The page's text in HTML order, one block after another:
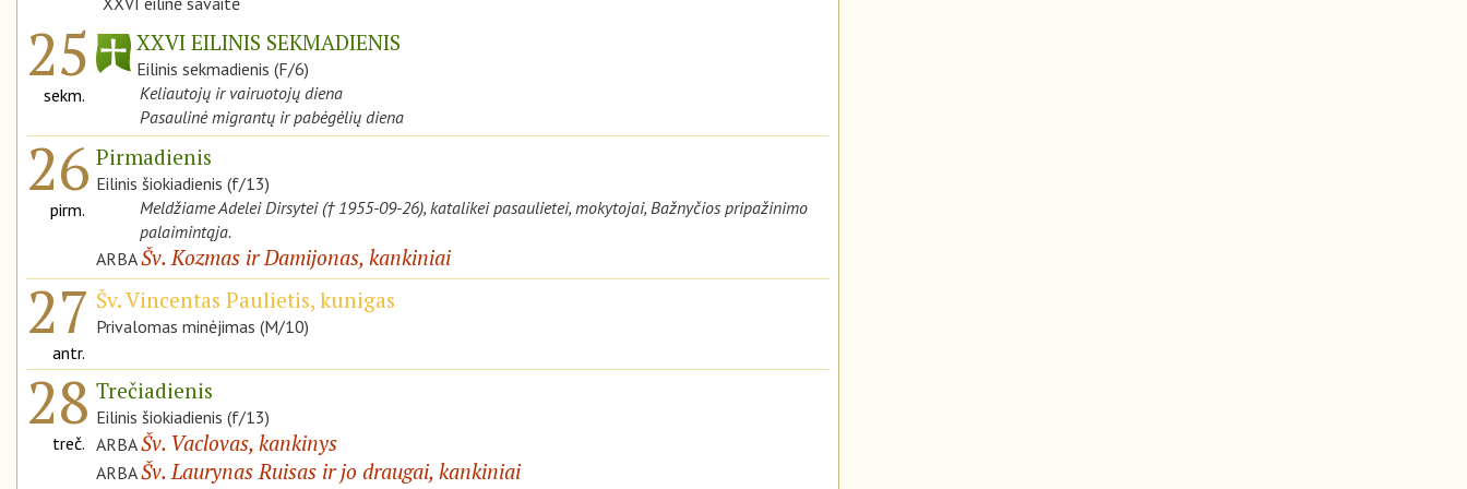
25
sekm.
XXVI EILINIS SEKMADIENIS
Eilinis sekmadienis (F/6)
Keliautojų ir vairuotojų diena
Pasaulinė migrantų ir pabėgėlių diena
26
pirm.
Pirmadienis
Eilinis šiokiadienis (f/13)
Meldžiame Adelei Dirsytei († 1955-09-26), katalikei pasaulietei, mokytojai, Bažnyčios pripažinimo
palaimintąja.
ARBAŠv. Kozmas ir Damijonas, kankiniai
27
antr.
Šv. Vincentas Paulietis, kunigas
Privalomas minėjimas (M/10)
28
treč.
Trečiadienis
Eilinis šiokiadienis (f/13)
ARBAŠv. Vaclovas, kankinys
ARBAŠv. Laurynas Ruisas ir jo draugai, kankiniai